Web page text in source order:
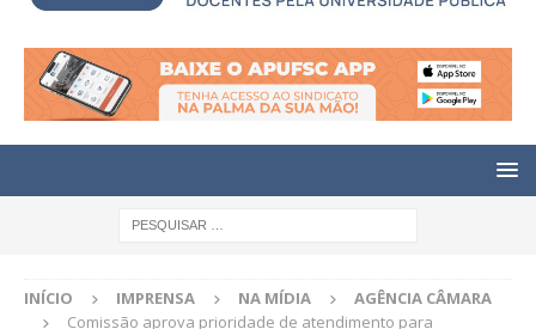
INÍCIO IMPRENSA NA MÍDIA
AGÊNCIA CÂMARA
Comissão aprova prioridade de atendimento para